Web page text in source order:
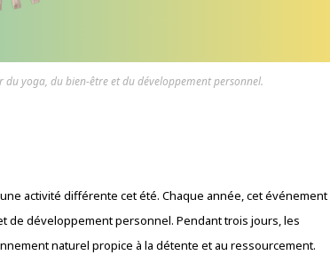
yoga, du bien-être et du développement personnel.
activité différente cet été. Chaque année, cet événement
de développement personnel. Pendant trois jours, les
naturel propice à la détente et au ressourcement.